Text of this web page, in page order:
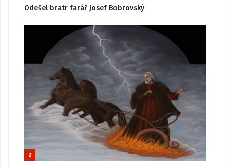
Odešel bratr farář Josef Bobrovský
2